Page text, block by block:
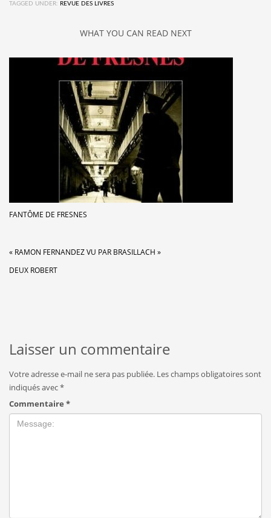
TAGGED UNDER: REVUE DES LIVRES
WHAT YOU CAN READ NEXT
FANTÔME DE FRESNES
« RAMON FERNANDEZ VU PAR BRASILLACH »
DEUX ROBERT
Laisser un commentaire
Votre adresse e-mail ne sera pas publiée. Les champs obligatoires sont
indiqués avec*
Commentaire *